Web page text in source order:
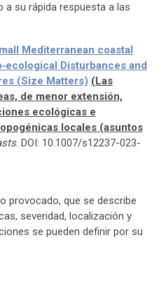
a su rápida respuesta a las
Mediterranean coastal
Disturbances and
(Size Matters) (Las
de menor extensión,
ecológicas e
locales (asuntos
. DOI: 10.1007/s12237-023-
provocado, que se describe
severidad, localización y
se pueden definir por su